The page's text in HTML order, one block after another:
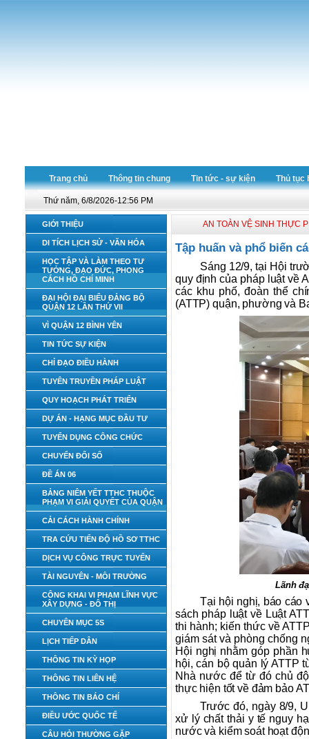
Trang chủ Thông tin chung Tin tức - sự kiện Thủ tục
Thứ năm, 6/8/2026-12:56 PM
GIỚI THIỆU
DI TÍCH LỊCH SỬ - VĂN HÓA
HỌC TẬP VÀ LÀM THEO TƯ
TƯỞNG, ĐẠO ĐỨC, PHONG
CÁCH HỒ CHÍ MINH
ĐẠI HỘI ĐẠI BIỂU ĐẢNG BỘ
QUẬN 12 LẦN THỨ VII
VÌ QUẬN 12 BÌNH YÊN
TIN TỨC SỰ KIỆN
CHỈ ĐẠO ĐIỀU HÀNH
TUYÊN TRUYỀN PHÁP LUẬT
QUY HOẠCH PHÁT TRIỂN
DỰ ÁN - HẠNG MỤC ĐẦU TƯ
TUYỂN DỤNG CÔNG CHỨC
CHUYỂN ĐỔI SỐ
ĐỀ ÁN 06
BẢNG NIÊM YẾT TTHC THUỘC
PHẠM VI GIẢI QUYẾT CỦA QUẬN
CẢI CÁCH HÀNH CHÍNH
TRA CỨU TIẾN ĐỘ HỒ SƠ TTHC
DỊCH VỤ CÔNG TRỰC TUYẾN
TÀI NGUYÊN - MÔI TRƯỜNG
CÔNG KHAI VI PHẠM LĨNH VỰC
XÂY DỰNG - ĐÔ THỊ
CHUYÊN MỤC 5S
LỊCH TIẾP DÂN
THÔNG TIN KỲ HỌP
THÔNG TIN LIÊN HỆ
THÔNG TIN BÁO CHÍ
ĐIỀU ƯỚC QUỐC TẾ
CÂU HỎI THƯỜNG GẶP
AN TOÀN VỆ SINH THỰC
Tập huấn và phổ biến
Sáng 12/9, tại Hội
quy định của pháp luật về
các khu phố, đoàn thể
(ATTP) quận, phường và
Lãnh
Tại hội nghị, báo cáo
sách pháp luật về Luật
thi hành; kiến thức về
giám sát và phòng chống
Hội nghị nhằm góp phần
hội, cán bộ quản lý ATTP
Nhà nước để từ đó chủ
thực hiện tốt về đảm bảo
Trước đó, ngày 8/9,
xử lý chất thải y tế nguy
nước và kiểm soát hoạt